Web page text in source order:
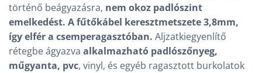
történő beágyazásra, nem okoz padlószint
emelkedést. A fűtőkábel keresztmetszete 3,8mm,
így elfér a csemperagasztóban. Aljzatkiegyenlítő
rétegbe ágyazva alkalmazható padlószőnyeg,
műgyanta, pvc, vinyl, és egyéb ragasztott burkolatok